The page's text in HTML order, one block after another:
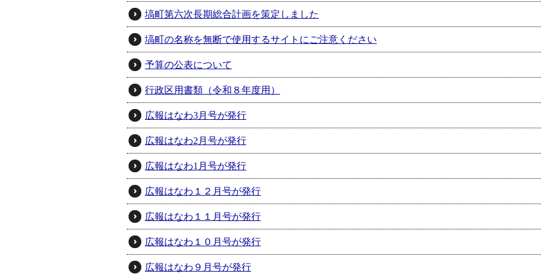
塙町第六次長期総合計画を策定しました
塙町の名称を無断で使用するサイトにご注意ください
予算の公表について
行政区用書類（令和８年度用）
広報はなわ3月号が発行
広報はなわ2月号が発行
広報はなわ1月号が発行
広報はなわ１２月号が発行
広報はなわ１１月号が発行
広報はなわ１０月号が発行
広報はなわ９月号が発行